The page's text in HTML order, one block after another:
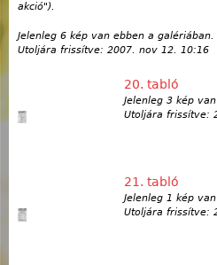
akció").
Jelenleg 6 kép van ebben a galériában.
Utoljára frissítve: 2007. nov 12. 10:16
20. tabló
Jelenleg 3 kép
Utoljára frissítve:
21. tabló
Jelenleg 1 kép
Utoljára frissítve: